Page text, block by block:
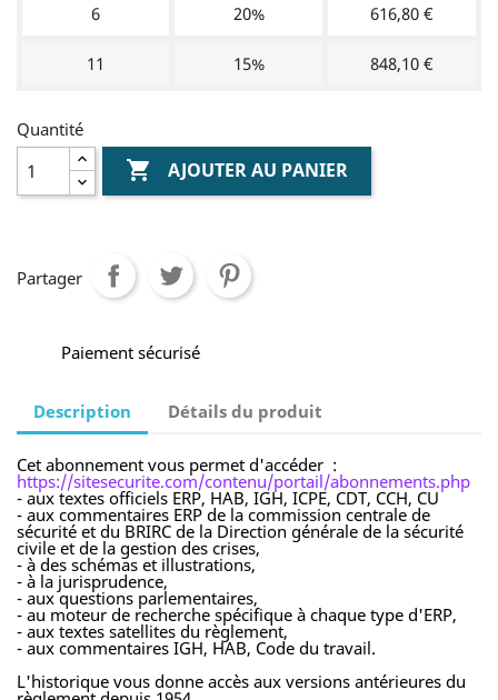
6 20% 616,80 €
11 15% 848,10 €
Quantité
 AJOUTER AU PANIER
Partager
Paiement sécurisé
Description Détails du produit
Cet abonnement vous permet d'accéder :
https://sitesecurite.com/contenu/portail/abonnements.php
- aux textes officiels ERP, HAB, IGH, ICPE, CDT, CCH, CU
- aux commentaires ERP de la commission centrale de
sécurité et du BRIRC de la Direction générale de la sécurité
civile et de la gestion des crises,
- à des schémas et illustrations,
- à la jurisprudence,
- aux questions parlementaires,
- au moteur de recherche spécifique à chaque type d'ERP,
- aux textes satellites du règlement,
- aux commentaires IGH, HAB, Code du travail.
L'historique vous donne accès aux versions antérieures du